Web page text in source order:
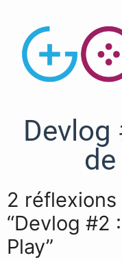
Devlog
2
“Devlog #2
Play”